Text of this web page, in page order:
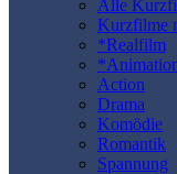
Alle
Kurzfilme
*Realfilm
Action
Drama
Komödie
Romantik
Spannung